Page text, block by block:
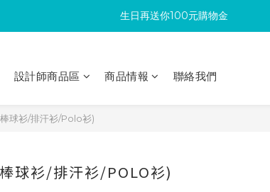
滿300回饋10%購物金
生日再送你100元購物金
滿300回饋10%購物金
設計師商品區 商品情報 聯絡我們
球衫/排汗衫/Polo衫)
球衫/排汗衫/POLO衫)